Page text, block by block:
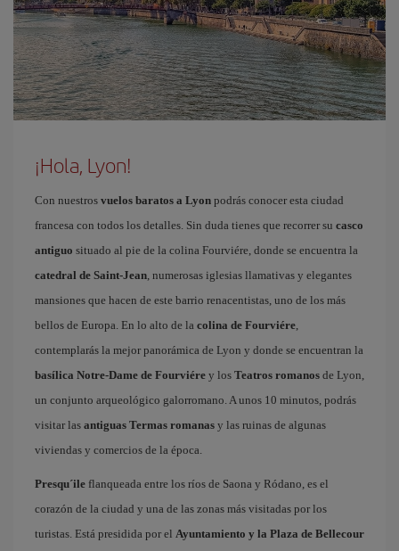
¡Hola, Lyon!
Con nuestros vuelos baratos a Lyon podrás conocer esta ciudad
francesa con todos los detalles. Sin duda tienes que recorrer su casco
antiguo situado al pie de la colina Fourviére, donde se encuentra la
catedral de Saint-Jean, numerosas iglesias llamativas y elegantes
mansiones que hacen de este barrio renacentistas, uno de los más
bellos de Europa. En lo alto de la colina de Fourviére,
contemplarás la mejor panorámica de Lyon y donde se encuentran la
basílica Notre-Dame de Fourviére y los Teatros romanos de Lyon,
un conjunto arqueológico galorromano. A unos 10 minutos, podrás
visitar las antiguas Termas romanas y las ruinas de algunas
viviendas y comercios de la época.
Presqu´ile flanqueada entre los ríos de Saona y Ródano, es el
corazón de la ciudad y una de las zonas más visitadas por los
turistas. Está presidida por el Ayuntamiento y la Plaza de Bellecour